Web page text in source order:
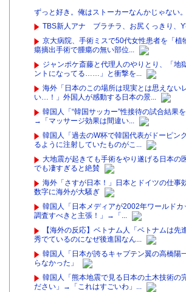
ずっと好き。俺はストーカーなんかじゃない。
TBS新人アナ ブラチラ、お尻くっきり、Y
京大病院、手術ミスで50代女性患者を「
瘍摘出手術で腫瘍の無い部位...
ジャンポケ斎藤と代理人のやりとり、「地
ントになってる……」と衝撃を...
海外「日本のこの場所は現実とは思えない
い…！」外国人が感動する日本の景...
韓国人「“韓国サッカー”性接待の試合結果
→「マッサージ効果は間違い...
韓国人「過去のW杯で韓国代表がドーピン
るように注射していたものがこ...
大地震が起きても手術をやり遂げる日本の
でも凄すぎると絶賛
海外「さすが日本！」日本とドイツの仕事
数字に海外が大騒ぎ
韓国人「日本メディアが2002年ワールドカ
調査すべきと主張！」→「...
【海外の反応】ベトナム人「ベトナムは先
秀でているのになぜ後進国なん...
韓国人「日本が誇るキャプテン翼の高橋陽
らなかった」
韓国人「熊本地震で見る日本の土木技術の
ださい」→「これはすごいわ」...